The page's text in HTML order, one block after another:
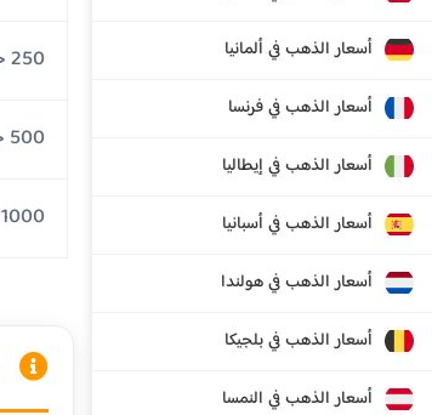
أسعار الذهب في ألمانيا
أسعار الذهب في فرنسا
أسعار الذهب في إيطاليا
أسعار الذهب في أسبانيا
أسعار الذهب في هولندا
أسعار الذهب في بلجيكا
أسعار الذهب في النمسا
250 جرام عيار 18
500 جرام عيار 18
1000 جرام عيار 18